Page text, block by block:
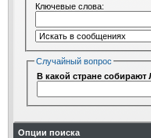
Ключевые слова:
Случайный вопрос
В какой стране собирают
Опции поиска